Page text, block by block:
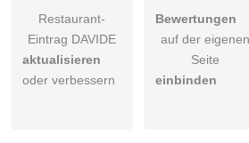
Restaurant-
Eintrag DAVIDE
aktualisieren
oder verbessern
Bewertungen
auf der eigenen
Seite
einbinden